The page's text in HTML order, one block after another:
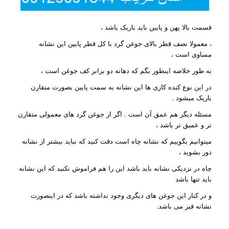
قسمت بالا پهن و پایین باید باریک باشد ،
، معمولا نصف قطر بالای جوغن گرد با کل قطر پایین این نشانه
مساوی است ،
به طور خلاصه اینطور بگم که دهانه دو برابر کف جوغن است ،
در این نوع کنده کاری ها این نشانه به سمت پایین بصورت متقارن
باریک میشود .
مسئله دیگر هم عمق آن است . اگر از جوغن گرد های معمولی متقارن
تر و عمیق تر باشد ،
میتوانیم بگوییم که نشانه چاه است دقت کنید که نباید بیشتر از نشانه
دور بشوید ،
چاه در نزدیکی نشانه باید باشد این را هم فراموش نکنید که این نشانه
باید تنها باشد
و در کنار این جوغن های دیگری وجود نداشته باشد که در اینصورت
نشانه قبر می باشد.